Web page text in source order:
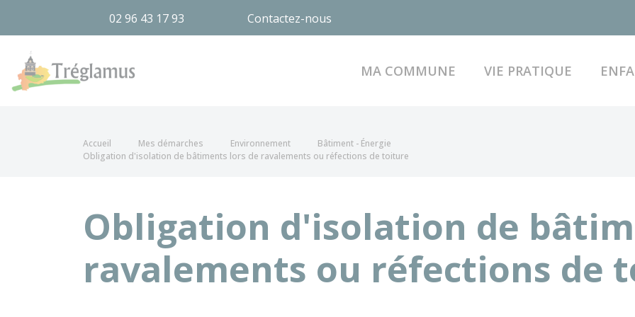
02 96 43 17 93 Contactez-nous
MA COMMUNE VIE PRATIQUE
Accueil Mes démarches Environnement
Bâtiment - Énergie
Obligation d'isolation de bâtiments lors de ravalements ou réfections de toiture
Obligation d'isolation de
ravalements ou réfections de